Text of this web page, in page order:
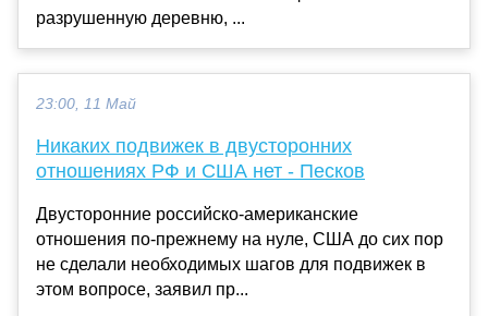
разрушенную деревню, ...
23:00, 11 Май
Никаких подвижек в двусторонних
отношениях РФ и США нет - Песков
Двусторонние российско-американские
отношения по-прежнему на нуле, США до сих пор
не сделали необходимых шагов для подвижек в
этом вопросе, заявил пр...